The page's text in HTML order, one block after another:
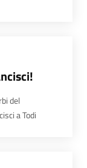
del
a Todi